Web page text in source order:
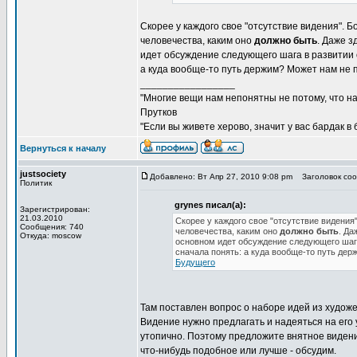
Скорее у каждого свое "отсутствие
человечества, каким оно должно быть. Даже
идет обсуждение следующего шага в
а куда вообще-то путь держим? Может нам не
"Многие вещи нам непонятны не потому, что
Прутков
"Если вы живете херово, значит у вас бардак
Вернуться к началу
justsociety
Политик
Зарегистрирован:
21.03.2010
Сообщения: 740
Откуда: moscow
Добавлено: Вт Апр 27, 2010 9:08 pm Заголовок
grynes писал(а):
Скорее у каждого свое "отсутствие
человечества, каким оно должно быть .
основном идет обсуждение следующего
сначала понять: а куда вообще-то путь
Будущего
Там поставлен вопрос о наборе идей из
Видение нужно предлагать и надеяться на
утопично. Поэтому предложите внятное
что-нибудь подобное или лучше - обсудим.